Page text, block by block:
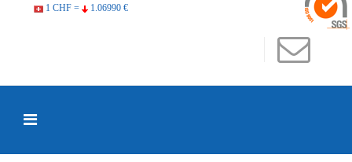
1 CHF =
1.06990 €